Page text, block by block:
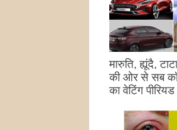
मारुति, ह्यूंदै,
की ओर से सब
का वेटिंग